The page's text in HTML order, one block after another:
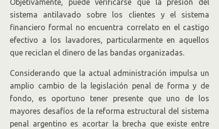
Objetivamente, puede verificarse que la presión del
sistema antilavado sobre los clientes y el sistema
financiero formal no encuentra correlato en el castigo
efectivo a los lavadores, particularmente en aquellos
que reciclan el dinero de las bandas organizadas.
Considerando que la actual administración impulsa un
amplio cambio de la legislación penal de forma y de
fondo, es oportuno tener presente que uno de los
mayores desafíos de la reforma estructural del sistema
penal argentino es acortar la brecha que existe entre